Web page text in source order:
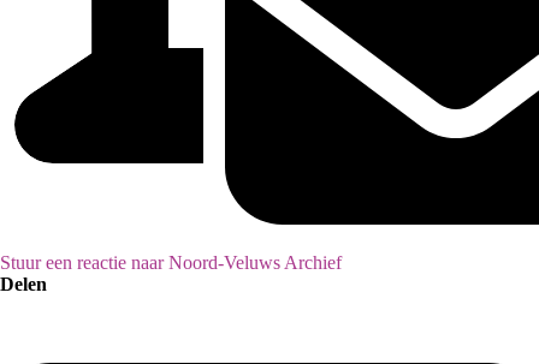
Stuur een reactie naar Noord-Veluws Archief
Delen